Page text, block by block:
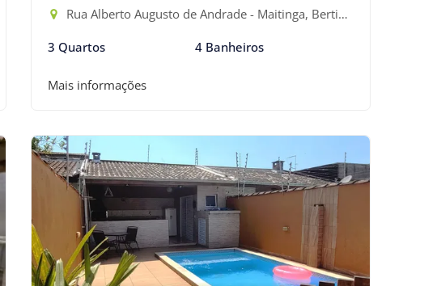
Rua Alberto Augusto de Andrade - Maitinga, Bertioga-SP
3 Quartos 4 Banheiros
Mais informações